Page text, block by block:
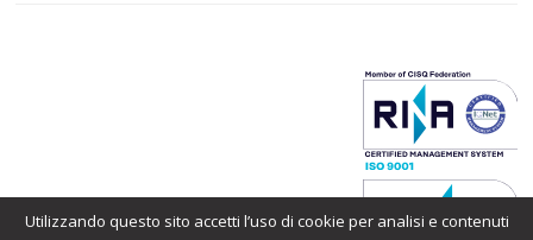
Utilizzando questo sito accetti l’uso di cookie per analisi e contenuti